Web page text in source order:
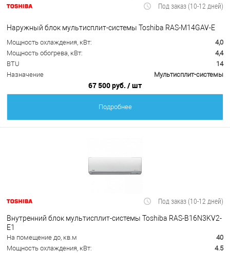
Под заказ (10-12 дней)
Наружный блок мультисплит-системы Toshiba RAS-M14GAV-E
Мощность охлаждения, кВт:
4,0
Мощность обогрева, кВт:
4,4
BTU
14
Назначение
Мультисплит-системы
67 500 руб. / шт
Подробнее
Под заказ (10-12 дней)
Внутренний блок мультисплит-системы Toshiba RAS-B16N3KV2-
E1
На помещение до, кв.м
40
Мощность охлаждения, кВт:
4.5